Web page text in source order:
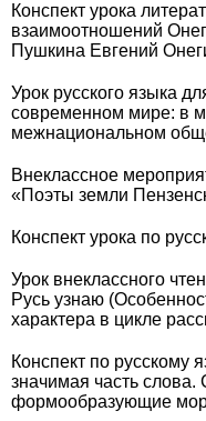
Конспект урока
взаимоотношений
Пушкина Евгений
Урок русского языка
современном мире: в
межнациональном
Внеклассное
«Поэты земли
Конспект урока по
Урок внеклассного
Русь узнаю
характера в цикле
Конспект по русскому
значимая часть
формообразующие